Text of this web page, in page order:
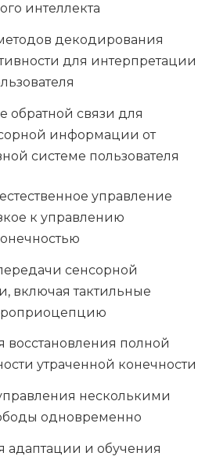
интеллекта
декодирования
для интерпретации
обратной связи для
информации от
системе пользователя
управление
к управлению
сенсорной
включая тактильные
восстановления полной
утраченной конечности
несколькими
одновременно
адаптации и обучения